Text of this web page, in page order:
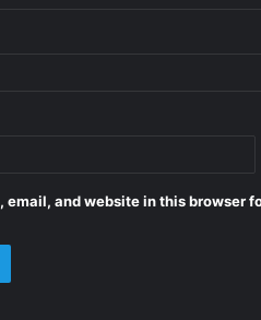
email, and website in this browser